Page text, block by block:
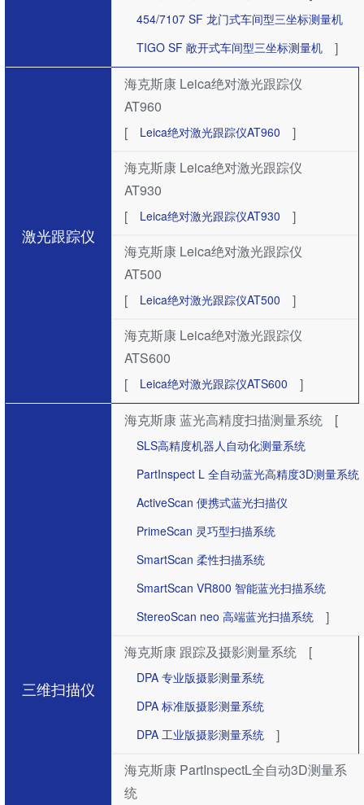
454/7107 SF ​龙门式车间型三坐标测量机
TIGO SF 敞开式车间型三坐标测量机
]
激光跟踪仪
海克斯康 Leica绝对激光跟踪仪
AT960
[
Leica绝对激光跟踪仪AT960
]
海克斯康 Leica绝对激光跟踪仪
AT930
[
Leica绝对激光跟踪仪AT930
]
海克斯康 Leica绝对激光跟踪仪
AT500
[
Leica绝对激光跟踪仪AT500
]
海克斯康 Leica绝对激光跟踪仪
ATS600
[
Leica绝对激光跟踪仪ATS600 ]
三维扫描仪
海克斯康 蓝光高精度扫描测量系统 [
SLS高精度机器人自动化测量系统
PartInspect L 全自动蓝光高精度3D测量系统
ActiveScan 便携式蓝光扫描仪
PrimeScan 灵巧型扫描系统
SmartScan 柔性扫描系统
SmartScan VR800 智能蓝光扫描系统
StereoScan neo 高端蓝光扫描系统
]
海克斯康 跟踪及摄影测量系统
[
DPA 专业版摄影测量系统
DPA 标准版摄影测量系统
DPA 工业版摄影测量系统
]
海克斯康 PartInspectL全自动3D测量系
统